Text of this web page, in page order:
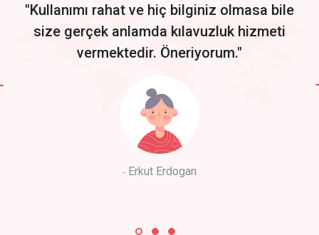
"Kullanımı rahat ve hiç bilginiz olmasa bile
size gerçek anlamda kılavuzluk hizmeti
vermektedir. Öneriyorum."
Erkut Erdogan